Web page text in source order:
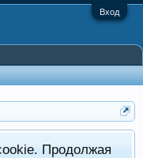
Вход
Продолжая